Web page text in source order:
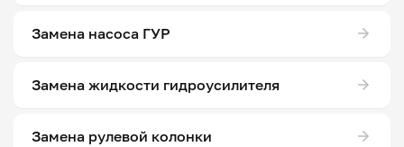
Замена насоса ГУР
Замена жидкости гидроусилителя
Замена рулевой колонки